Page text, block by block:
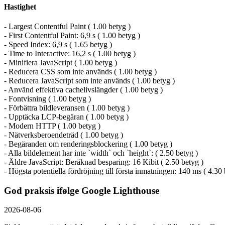
Hastighet
- Largest Contentful Paint ( 1.00 betyg )
- First Contentful Paint: 6,9 s ( 1.00 betyg )
- Speed Index: 6,9 s ( 1.65 betyg )
- Time to Interactive: 16,2 s ( 1.00 betyg )
- Minifiera JavaScript ( 1.00 betyg )
- Reducera CSS som inte används ( 1.00 betyg )
- Reducera JavaScript som inte används ( 1.00 betyg )
- Använd effektiva cachelivslängder ( 1.00 betyg )
- Fontvisning ( 1.00 betyg )
- Förbättra bildleveransen ( 1.00 betyg )
- Upptäcka LCP-begäran ( 1.00 betyg )
- Modern HTTP ( 1.00 betyg )
- Nätverksberoendeträd ( 1.00 betyg )
- Begäranden om renderingsblockering ( 1.00 betyg )
- Alla bildelement har inte `width` och `height`: ( 2.50 betyg )
- Äldre JavaScript: Beräknad besparing: 16 Kibit ( 2.50 betyg )
- Högsta potentiella fördröjning till första inmatningen: 140 ms ( 4.30
God praksis ifølge Google Lighthouse
2026-08-06